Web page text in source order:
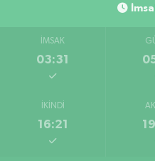
İMSAK
03:31
İKINDI
16:21